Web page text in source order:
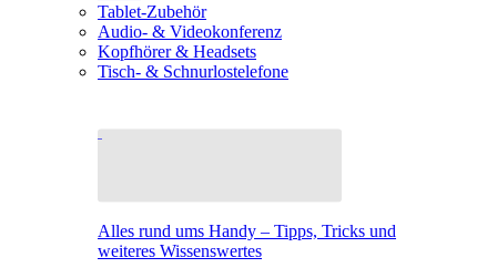
Tablet-Zubehör
Audio- & Videokonferenz
Kopfhörer & Headsets
Tisch- & Schnurlostelefone
Alles rund ums Handy – Tipps, Tricks und
weiteres Wissenswertes